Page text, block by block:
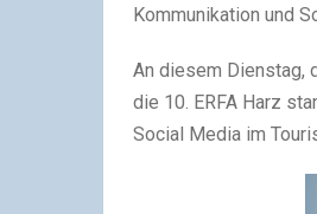
Kommunikation und
An diesem Dienstag,
die 10. ERFA Harz
Social Media im